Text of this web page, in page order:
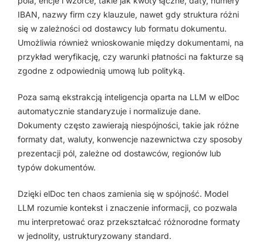
IBAN, nazwy firm czy klauzule, nawet gdy struktura różni
się w zależności od dostawcy lub formatu dokumentu.
Umożliwia również wnioskowanie między dokumentami, na
przykład weryfikację, czy warunki płatności na fakturze są
zgodne z odpowiednią umową lub polityką.
Poza samą ekstrakcją inteligencja oparta na LLM w elDoc
automatycznie standaryzuje i normalizuje dane.
Dokumenty często zawierają niespójności, takie jak różne
formaty dat, waluty, konwencje nazewnictwa czy sposoby
prezentacji pól, zależne od dostawców, regionów lub
typów dokumentów.
Dzięki elDoc ten chaos zamienia się w spójność. Model
LLM rozumie kontekst i znaczenie informacji, co pozwala
mu interpretować oraz przekształcać różnorodne formaty
w jednolity, ustrukturyzowany standard.